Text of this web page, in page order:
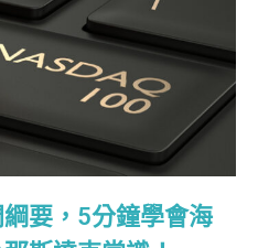
要，5分鐘學會海